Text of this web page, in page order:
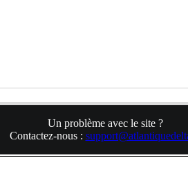
Un problème avec le site ?
Contactez-nous :